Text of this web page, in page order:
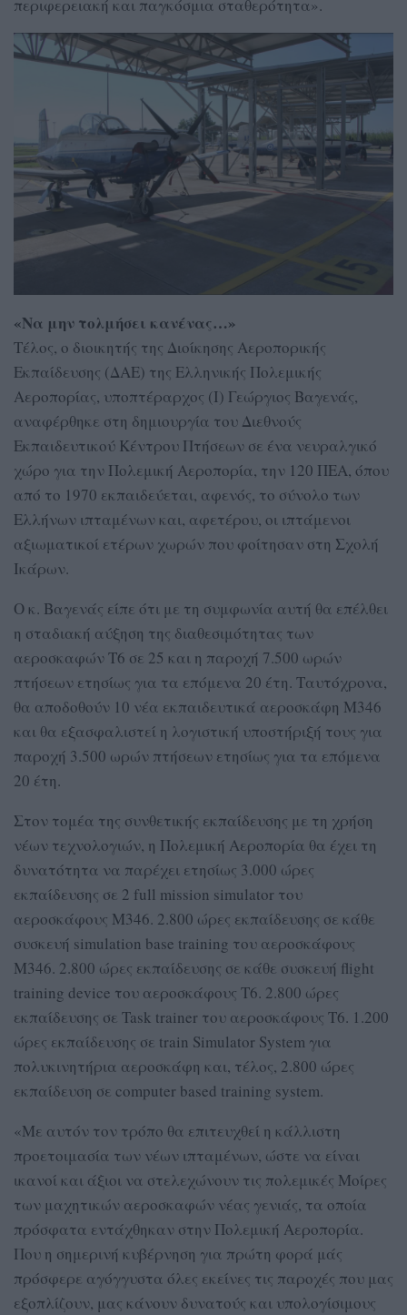
περιφερειακή και παγκόσμια σταθερότητα».
«Να μην τολμήσει κανένας…»
Τέλος, ο διοικητής της Διοίκησης Αεροπορικής
Εκπαίδευσης (ΔΑΕ) της Ελληνικής Πολεμικής
Αεροπορίας, υποπτέραρχος (Ι) Γεώργιος Βαγενάς,
αναφέρθηκε στη δημιουργία του Διεθνούς
Εκπαιδευτικού Κέντρου Πτήσεων σε ένα νευραλγικό
χώρο για την Πολεμική Αεροπορία, την 120 ΠΕΑ, όπου
από το 1970 εκπαιδεύεται, αφενός, το σύνολο των
Ελλήνων ιπταμένων και, αφετέρου, οι ιπτάμενοι
αξιωματικοί ετέρων χωρών που φοίτησαν στη Σχολή
Ικάρων.
Ο κ. Βαγενάς είπε ότι με τη συμφωνία αυτή θα επέλθει
η σταδιακή αύξηση της διαθεσιμότητας των
αεροσκαφών Τ6 σε 25 και η παροχή 7.500 ωρών
πτήσεων ετησίως για τα επόμενα 20 έτη. Ταυτόχρονα,
θα αποδοθούν 10 νέα εκπαιδευτικά αεροσκάφη Μ346
και θα εξασφαλιστεί η λογιστική υποστήριξή τους για
παροχή 3.500 ωρών πτήσεων ετησίως για τα επόμενα
20 έτη.
Στον τομέα της συνθετικής εκπαίδευσης με τη χρήση
νέων τεχνολογιών, η Πολεμική Αεροπορία θα έχει τη
δυνατότητα να παρέχει ετησίως 3.000 ώρες
εκπαίδευσης σε 2 full mission simulator του
αεροσκάφους M346. 2.800 ώρες εκπαίδευσης σε κάθε
συσκευή simulation base training του αεροσκάφους
M346. 2.800 ώρες εκπαίδευσης σε κάθε συσκευή flight
training device του αεροσκάφους Τ6. 2.800 ώρες
εκπαίδευσης σε Task trainer του αεροσκάφους Τ6. 1.200
ώρες εκπαίδευσης σε train Simulator System για
πολυκινητήρια αεροσκάφη και, τέλος, 2.800 ώρες
εκπαίδευση σε computer based training system.
«Με αυτόν τον τρόπο θα επιτευχθεί η κάλλιστη
προετοιμασία των νέων ιπταμένων, ώστε να είναι
ικανοί και άξιοι να στελεχώνουν τις πολεμικές Μοίρες
των μαχητικών αεροσκαφών νέας γενιάς, τα οποία
πρόσφατα εντάχθηκαν στην Πολεμική Αεροπορία.
Που η σημερινή κυβέρνηση για πρώτη φορά μάς
πρόσφερε αγόγγυστα όλες εκείνες τις παροχές που μας
εξοπλίζουν, μας κάνουν δυνατούς και υπολογίσιμους